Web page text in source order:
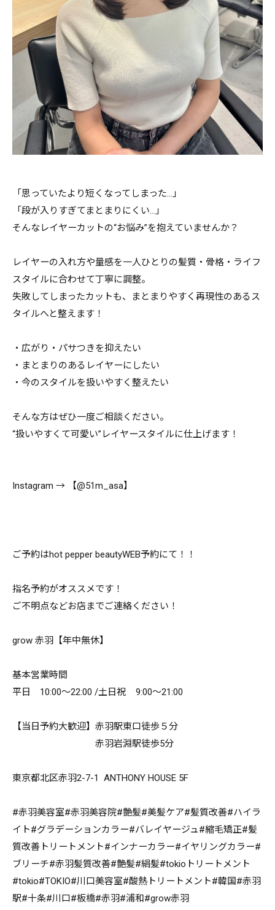
「思っていたより短くなってしまった…」
「段が入りすぎてまとまりにくい…」
そんなレイヤーカットの“お悩み”を抱えていませんか？
レイヤーの入れ方や量感を一人ひとりの髪質・骨格・ライフ
スタイルに合わせて丁寧に調整。
失敗してしまったカットも、まとまりやすく再現性のあるス
タイルへと整えます！
・広がり・パサつきを抑えたい
・まとまりのあるレイヤーにしたい
・今のスタイルを扱いやすく整えたい
そんな方はぜひ一度ご相談ください。
“扱いやすくて可愛い”レイヤースタイルに仕上げます！
Instagram → 【@51m_asa】
ご予約はhot pepper beautyWEB予約にて！！
指名予約がオススメです！
ご不明点などお店までご連絡ください！
grow 赤羽【年中無休】
基本営業時間
平日 10:00～22:00 /土日祝 9:00～21:00
【当日予約大歓迎】赤羽駅東口徒歩５分
赤羽岩淵駅徒歩5分
東京都北区赤羽2-7-1 ANTHONY HOUSE 5F
#赤羽美容室#赤羽美容院#艶髪#美髪ケア#髪質改善#ハイラ
イト#グラデーションカラー#バレイヤージュ#縮毛矯正#髪
質改善トリートメント#インナーカラー#イヤリングカラー#
ブリーチ#赤羽髪質改善#艶髪#絹髪#tokioトリートメント
#tokio#TOKIO#川口美容室#酸熱トリートメント#韓国#赤羽
駅#十条#川口#板橋#赤羽#浦和#grow赤羽